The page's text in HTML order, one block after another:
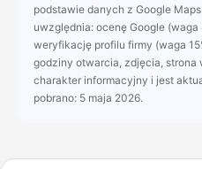
podstawie danych z Google
uwzględnia: ocenę Google
weryfikację profilu firmy (waga
godziny otwarcia, zdjęcia, strona
charakter informacyjny i jest
pobrano: 5 maja 2026.